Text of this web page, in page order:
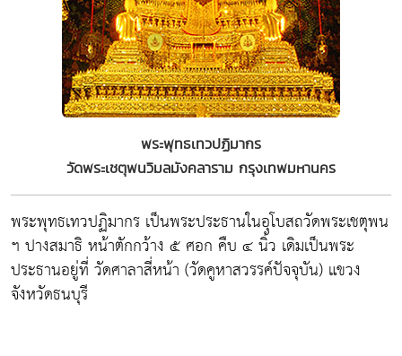
พระพุทธเทวปฏิมากร
วัดพระเชตุพนวิมลมังคลาราม กรุงเทพมหานคร
พระพุทธเทวปฏิมากร เป็นพระประธานในอุโบสถวัดพระเชตุพน
ฯ ปางสมาธิ หน้าตักกว้าง ๕ ศอก คืบ ๔ นิ้ว เดิมเป็นพระ
ประธานอยู่ที่ วัดศาลาสี่หน้า (วัดคูหาสวรรค์ปัจจุบัน) แขวง
จังหวัดธนบุรี